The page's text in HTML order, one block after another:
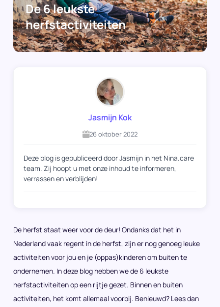
De 6 leukste
herfstactiviteiten
Jasmijn Kok
26 oktober 2022
Deze blog is gepubliceerd door Jasmijn in het Nina.care
team. Zij hoopt u met onze inhoud te informeren,
verrassen en verblijden!
De herfst staat weer voor de deur! Ondanks dat het in
Nederland vaak regent in de herfst, zijn er nog genoeg leuke
activiteiten voor jou en je (oppas)kinderen om buiten te
ondernemen. In deze blog hebben we de 6 leukste
herfstactiviteiten op een rijtje gezet. Binnen en buiten
activiteiten, het komt allemaal voorbij. Benieuwd? Lees dan